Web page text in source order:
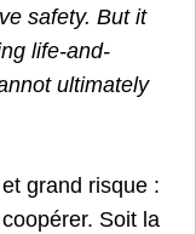
safety. But it
life-and-
ultimately
grand risque :
Soit la